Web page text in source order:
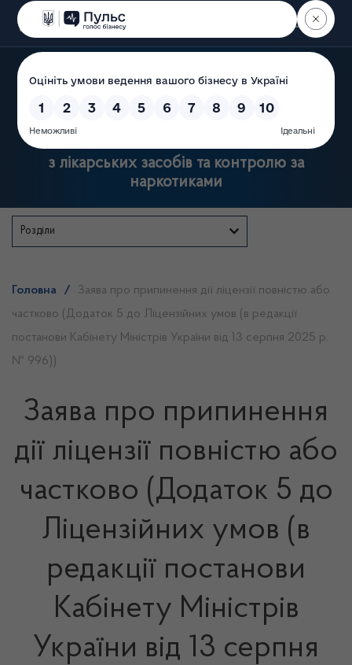
Пошук
Державна служба України
з лікарських засобів та контролю за
наркотиками
Розділи
Головна /
Заява про припинення дії ліцензії повністю або
частково (Додаток 5 до Ліцензійних умов (в редакції
постанови Кабінету Міністрів України від 13 серпня 2025 р.
№ 996))
Заява про припинення
дії ліцензії повністю або
частково (Додаток 5 до
Ліцензійних умов (в
редакції постанови
Кабінету Міністрів
України від 13 серпня